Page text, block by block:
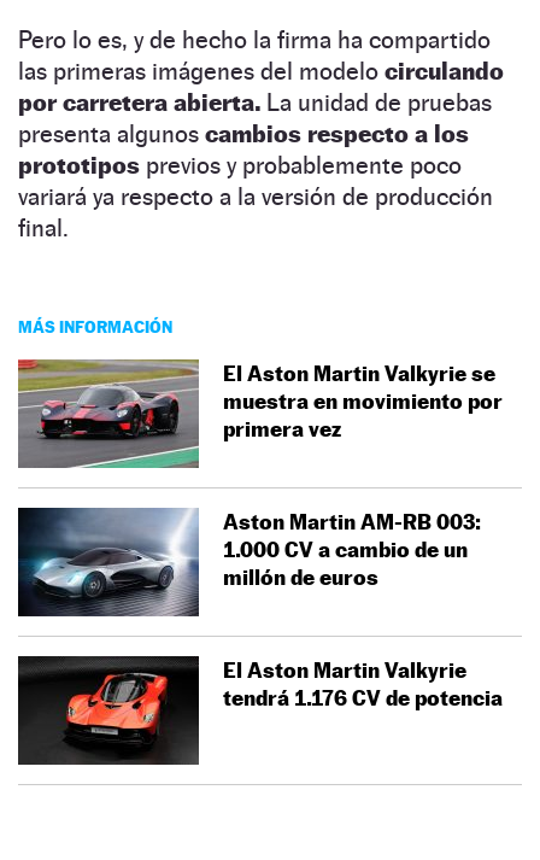
Pero lo es, y de hecho la firma ha compartido
las primeras imágenes del modelo circulando
por carretera abierta. La unidad de pruebas
presenta algunos cambios respecto a los
prototipos previos y probablemente poco
variará ya respecto a la versión de producción
final.
MÁS INFORMACIÓN
El Aston Martin Valkyrie se
muestra en movimiento por
primera vez
Aston Martin AM-RB 003:
1.000 CV a cambio de un
millón de euros
El Aston Martin Valkyrie
tendrá 1.176 CV de potencia